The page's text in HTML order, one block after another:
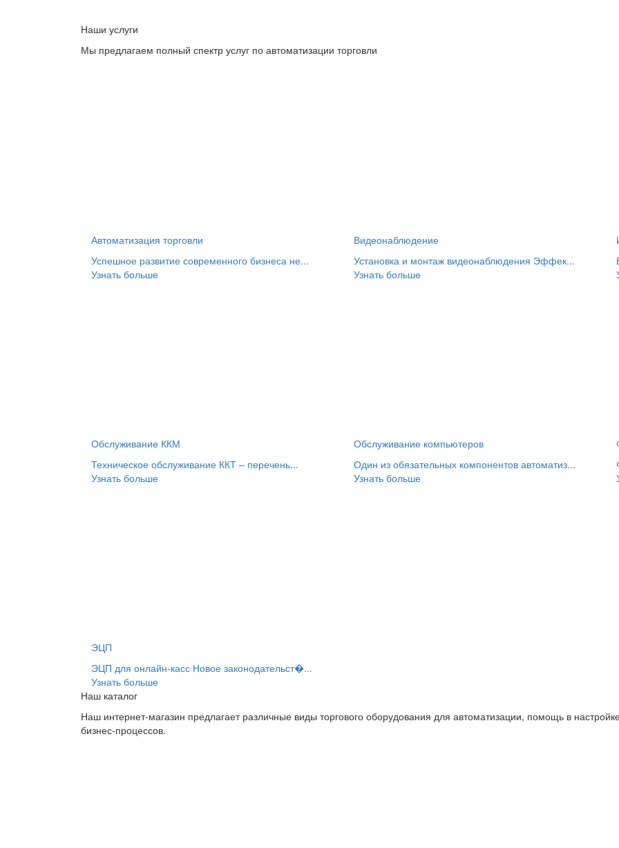
Наши услуги
Мы предлагаем полный спектр услуг по автоматизации торговли
Автоматизация торговли
Успешное развитие современного бизнеса не...
Узнать больше
Видеонаблюдение
Установка и монтаж видеонаблюдения Эффек...
Узнать больше
Обслуживание ККМ
Техническое обслуживание ККТ – перечень...
Узнать больше
Обслуживание компьютеров
Один из обязательных компонентов автоматиз...
Узнать больше
ЭЦП
ЭЦП для онлайн-касс Новое законодательст�...
Узнать больше
Наш каталог
Наш интернет-магазин предлагает различные виды торгового оборудования для автоматизации, помощь в
бизнес-процессов.